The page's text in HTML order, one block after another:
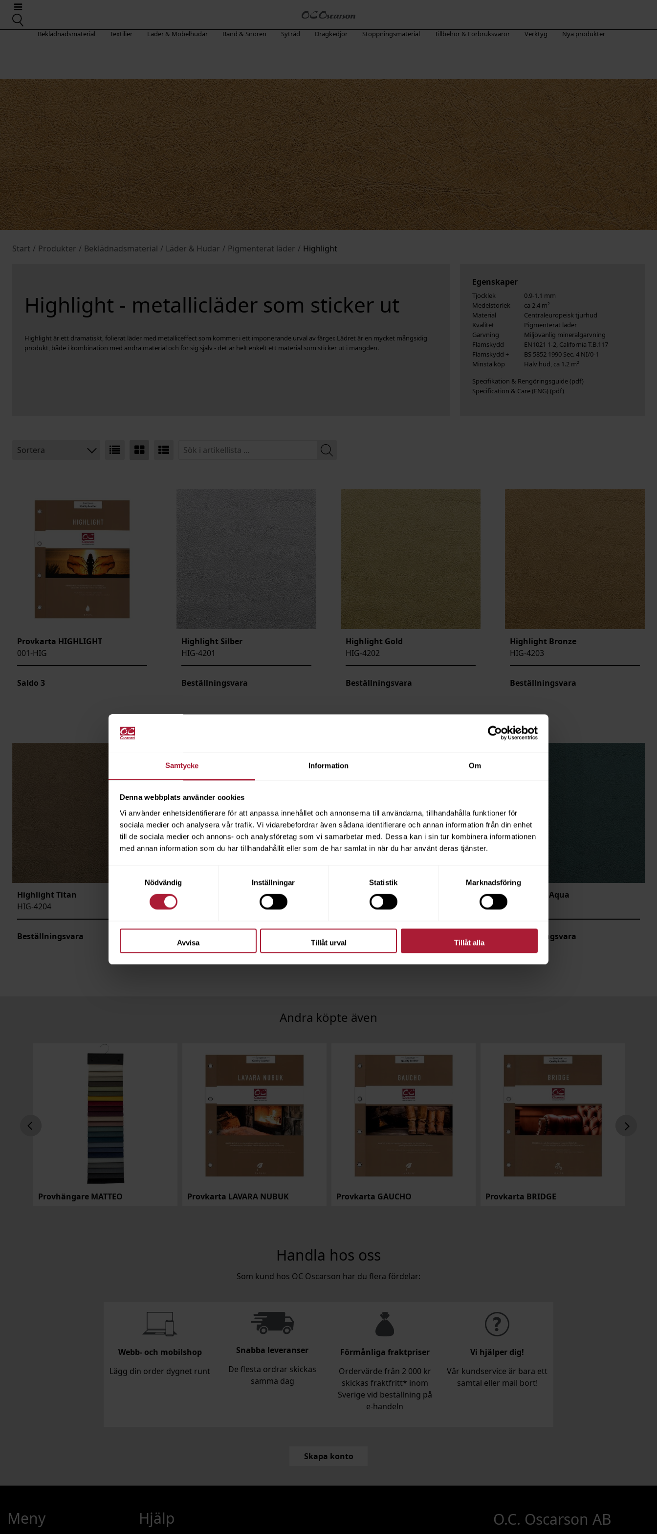
Samtycke Information Om
Denna webbplats använder cookies
Vi använder enhetsidentifierare för att anpassa innehållet och annonserna till användarna, tillhandahålla funktioner för
sociala medier och analysera vår trafik. Vi vidarebefordrar även sådana identifierare och annan information från din enhet
till de sociala medier och annons- och analysföretag som vi samarbetar med. Dessa kan i sin tur kombinera informationen
med annan information som du har tillhandahållit eller som de har samlat in när du har använt deras tjänster.
Nödvändig
Inställningar Statistik Marknadsföring
Avvisa Tillåt urval Tillåt alla
Beklädnadsmaterial Textilier Läder & Möbelhudar Band & Snören Sytråd Dragkedjor Stoppningsmaterial Tillbehör & Förbruksvaror Verktyg Nya produkter
Start / Produkter / Beklädnadsmaterial / Läder & Hudar / Pigmenterat läder / Highlight
Highlight - metallicläder som sticker ut
Highlight är ett dramatiskt, folierat läder med metalliceffect som kommer i ett imponerande urval av färger. Lädret är en mycket mångsidig
produkt, både i kombination med andra material och för sig själv - det är helt enkelt ett material som sticker ut i mängden.
Egenskaper
Tjocklek
0.9-1.1 mm
Medelstorlek
ca 2.4 m²
Material
Centraleuropeisk tjurhud
Kvalitet
Pigmenterat läder
Garvning
Miljövänlig mineralgarvning
Flamskydd
EN1021 1-2, California T.B.117
Flamskydd +
BS 5852 1990 Sec. 4 NI/0-1
Minsta köp
Halv hud, ca 1.2 m²
Specifikation & Rengöringsguide
Specification & Care (ENG)
Sortera
MEDELSTORLEK
ARTIKELKOD:
Provkarta HIGHLIGHT
001-HIG
Saldo 3
Highlight Silber
HIG-4201
Beställningsvara
Highlight Gold
HIG-4202
Beställningsvara
Highlight Bronze
HIG-4203
Beställningsvara
Highlight Titan
HIG-4204
Beställningsvara
Highlight Platin
HIG-4206
Highlight Aqua
Beställningsvara
Provhängare MATTEO Provkarta LAVARA NUBUK Provkarta GAUCHO Provkarta BRIDGE
Handla hos oss
Som kund hos OC Oscarson har du flera fördelar:
Webb- och mobilshop
Lägg din order dygnet runt
Snabba leveranser
De flesta ordrar skickas
samma dag
Förmånliga fraktpriser
Ordervärde från 2 000 kr
skickas fraktfritt* inom
Sverige vid beställning på
e‑handeln
Vi hjälper dig!
Vår kundservice är bara ett
samtal eller mail bort!
Skapa konto
O.C. Oscarson AB
Meny Hjälp